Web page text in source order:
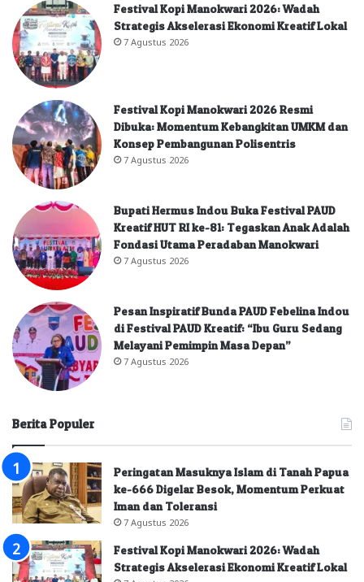
Festival Kopi Manokwari 2026: Wadah
Strategis Akselerasi Ekonomi Kreatif Lokal
7 Agustus 2026
Festival Kopi Manokwari 2026 Resmi
Dibuka: Momentum Kebangkitan UMKM dan
Konsep Pembangunan Polisentris
7 Agustus 2026
Bupati Hermus Indou Buka Festival PAUD
Kreatif HUT RI ke-81: Tegaskan Anak Adalah
Fondasi Utama Peradaban Manokwari
7 Agustus 2026
Pesan Inspiratif Bunda PAUD Febelina Indou
di Festival PAUD Kreatif: “Ibu Guru Sedang
Melayani Pemimpin Masa Depan”
7 Agustus 2026
Berita Populer
Peringatan Masuknya Islam di Tanah Papua
ke-666 Digelar Besok, Momentum Perkuat
Iman dan Toleransi
7 Agustus 2026
Festival Kopi Manokwari 2026: Wadah
Strategis Akselerasi Ekonomi Kreatif Lokal